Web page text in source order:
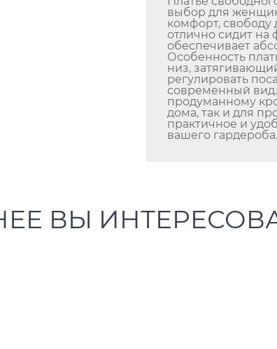
выбор для
комфорт,
отлично сидит на
обеспечивает
Особенность
низ,
регулировать
современный
продуманному
дома, так и для
практичное и
вашего гардероба.
ВЫ